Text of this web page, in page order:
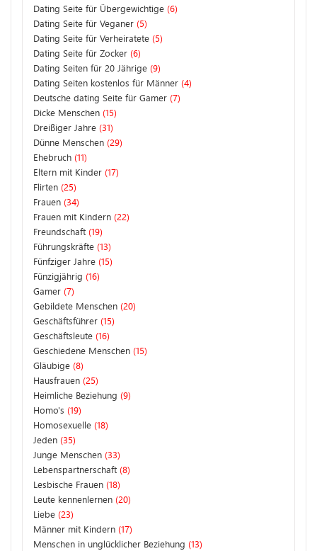
Dating Seite für Übergewichtige (6)
Dating Seite für Veganer (5)
Dating Seite für Verheiratete (5)
Dating Seite für Zocker (6)
Dating Seiten für 20 Jährige (9)
Dating Seiten kostenlos für Männer (4)
Deutsche dating Seite für Gamer (7)
Dicke Menschen (15)
Dreißiger Jahre (31)
Dünne Menschen (29)
Ehebruch (11)
Eltern mit Kinder (17)
Flirten (25)
Frauen (34)
Frauen mit Kindern (22)
Freundschaft (19)
Führungskräfte (13)
Fünfziger Jahre (15)
Fünzigjährig (16)
Gamer (7)
Gebildete Menschen (20)
Geschäftsführer (15)
Geschäftsleute (16)
Geschiedene Menschen (15)
Gläubige (8)
Hausfrauen (25)
Heimliche Beziehung (9)
Homo's (19)
Homosexuelle (18)
Jeden (35)
Junge Menschen (33)
Lebenspartnerschaft (8)
Lesbische Frauen (18)
Leute kennenlernen (20)
Liebe (23)
Männer mit Kindern (17)
Menschen in unglücklicher Beziehung (13)